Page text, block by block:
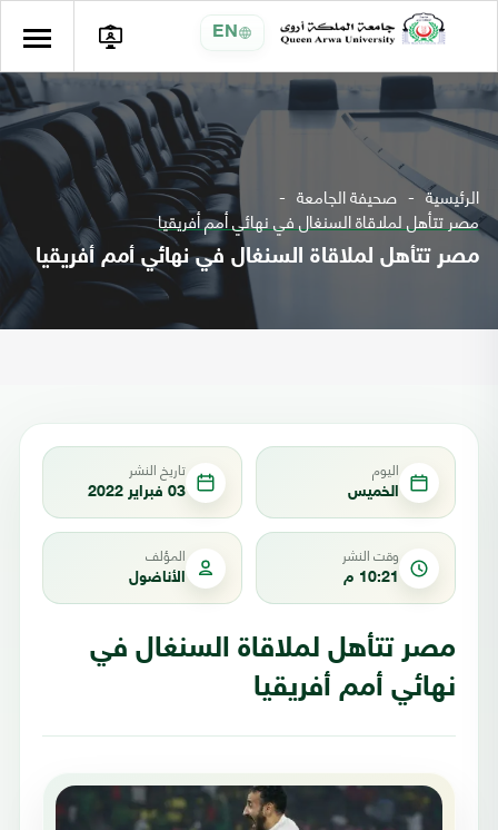
EN
الرئيسية صحيفة الجامعة
مصر تتأهل لملاقاة السنغال في نهائي أمم أفريقيا
مصر تتأهل لملاقاة السنغال في نهائي أمم أفريقيا
اليوم
الخميس
تاريخ النشر
03 فبراير 2022
وقت النشر
10:21 م
المؤلف
الأناضول
مصر تتأهل لملاقاة السنغال في
نهائي أمم أفريقيا